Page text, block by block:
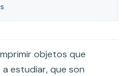
objetos que
estudiar, que son